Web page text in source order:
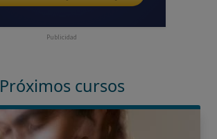
Publicidad
Próximos cursos